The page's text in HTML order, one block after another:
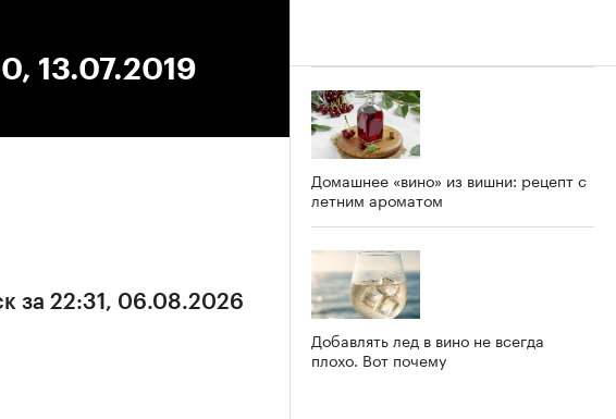
13.07.2019
за 22:31, 06.08.2026
Домашнее «вино» из вишни: рецепт с
летним ароматом
Добавлять лед в вино не всегда
плохо. Вот почему